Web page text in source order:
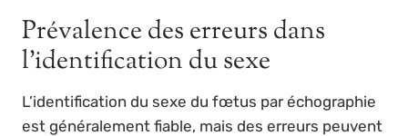
Prévalence des erreurs dans
l’identification du sexe
L’identification du sexe du fœtus par échographie
est généralement fiable, mais des erreurs peuvent